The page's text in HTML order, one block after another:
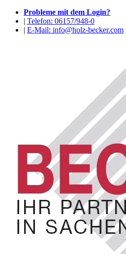
Probleme mit dem Login?
| Telefon: 06157/948-0
| E-Mail: info@holz-becker.com